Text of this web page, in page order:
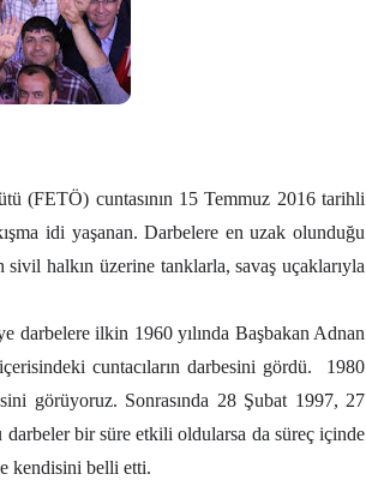
(FETÖ) cuntasının 15 Temmuz 2016 tarihli
idi yaşanan. Darbelere en uzak olunduğu
halkın üzerine tanklarla, savaş uçaklarıyla
ilkin 1960 yılında Başbakan Adnan
cuntacıların darbesini gördü. 1980
görüyoruz. Sonrasında 28 Şubat 1997, 27
bir süre etkili oldularsa da süreç içinde
kendisini belli etti.